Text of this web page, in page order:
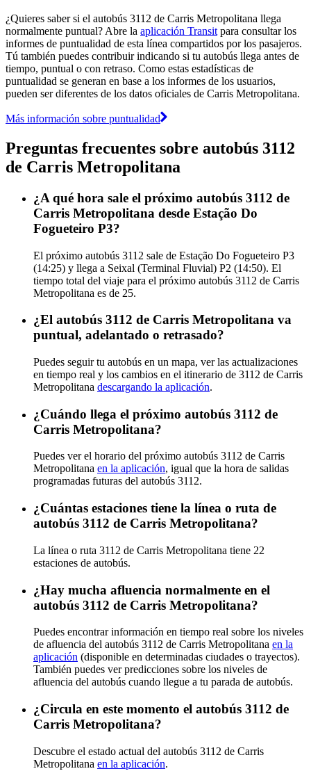
¿Quieres saber si el autobús 3112 de Carris Metropolitana llega
normalmente puntual? Abre la aplicación Transit para consultar los
informes de puntualidad de esta línea compartidos por los pasajeros.
Tú también puedes contribuir indicando si tu autobús llega antes de
tiempo, puntual o con retraso. Como estas estadísticas de
puntualidad se generan en base a los informes de los usuarios,
pueden ser diferentes de los datos oficiales de Carris Metropolitana.
Más información sobre puntualidad
Preguntas frecuentes sobre autobús 3112
de Carris Metropolitana
¿A qué hora sale el próximo autobús 3112 de
Carris Metropolitana desde Estação Do
Fogueteiro P3?
El próximo autobús 3112 sale de Estação Do Fogueteiro P3
(14:25) y llega a Seixal (Terminal Fluvial) P2 (14:50). El
tiempo total del viaje para el próximo autobús 3112 de Carris
Metropolitana es de 25.
¿El autobús 3112 de Carris Metropolitana va
puntual, adelantado o retrasado?
Puedes seguir tu autobús en un mapa, ver las actualizaciones
en tiempo real y los cambios en el itinerario de 3112 de Carris
Metropolitana descargando la aplicación.
¿Cuándo llega el próximo autobús 3112 de
Carris Metropolitana?
Puedes ver el horario del próximo autobús 3112 de Carris
Metropolitana en la aplicación, igual que la hora de salidas
programadas futuras del autobús 3112.
¿Cuántas estaciones tiene la línea o ruta de
autobús 3112 de Carris Metropolitana?
La línea o ruta 3112 de Carris Metropolitana tiene 22
estaciones de autobús.
¿Hay mucha afluencia normalmente en el
autobús 3112 de Carris Metropolitana?
Puedes encontrar información en tiempo real sobre los niveles
de afluencia del autobús 3112 de Carris Metropolitana en la
aplicación (disponible en determinadas ciudades o trayectos).
También puedes ver predicciones sobre los niveles de
afluencia del autobús cuando llegue a tu parada de autobús.
¿Circula en este momento el autobús 3112 de
Carris Metropolitana?
Descubre el estado actual del autobús 3112 de Carris
Metropolitana en la aplicación.